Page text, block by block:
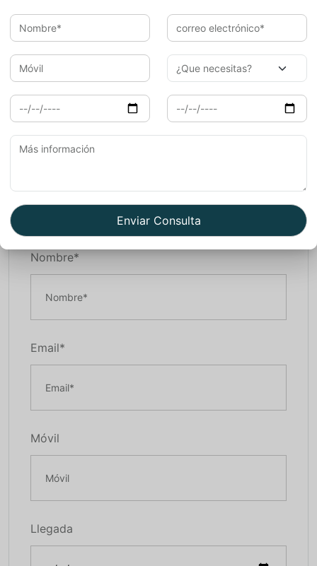
proporcionaremos apoyo continuo durante tu estancia
en la India. Tenemos todo tipo de precios para viajes a la
India. ConIndia’s Invitation
vivirás una experiencia
personalizada y auténtica donde disfrutarás al máximo tu
viaje. Si quieres estar en una casa en Jaipur puedes
mirarSupyar Mahal . Para ver mas blogs sobre
viaje a
Book Now
Nombre*
Email*
Móvil
Llegada